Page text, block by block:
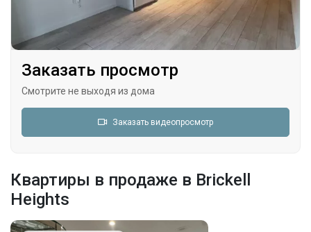
Заказать просмотр
Смотрите не выходя из дома
Заказать видеопросмотр
Квартиры в продаже в Brickell
Heights